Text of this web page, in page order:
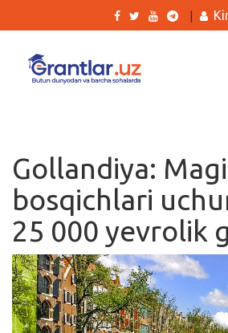
Ishlar
Kurslar
Blog
Yana
Gollandiya:
bosqichlari
25 000 yevrolik